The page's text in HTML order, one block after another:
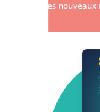
Les